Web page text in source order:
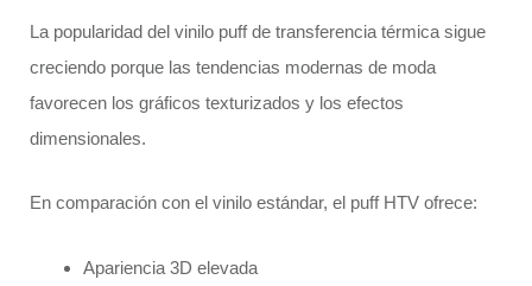
La popularidad del vinilo puff de transferencia térmica sigue
creciendo porque las tendencias modernas de moda
favorecen los gráficos texturizados y los efectos
dimensionales.
En comparación con el vinilo estándar, el puff HTV ofrece:
Apariencia 3D elevada